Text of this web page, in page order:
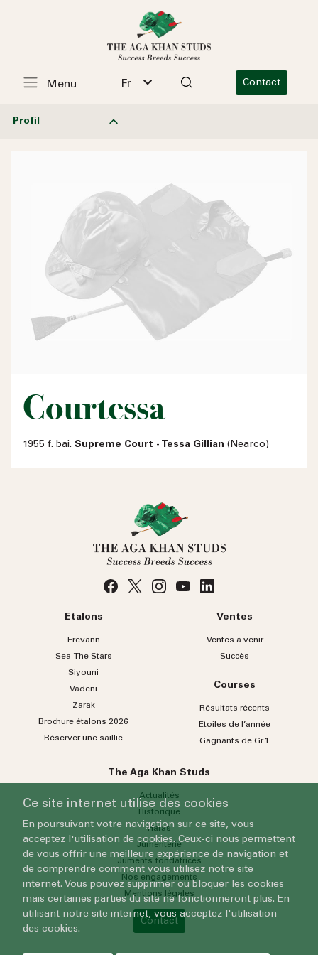
Fr Contact
Menu
Profil
Courtessa
1955 f. bai. Supreme Court - Tessa Gillian (Nearco)
Etalons
Erevann
Sea TheStars
Siyouni
Vadeni
Zarak
Brochure étalons 2026
Réserver une saillie
Ventes
Ventes à venir
Succès
Courses
Résultats récents
Etoiles de l’année
Gagnants de Gr.1
The Aga Khan Studs
Actualités
Historique
Haras
Jumenterie
Juments fondatrices
Nos engagements
Mentions légales
Contact
Ce site internet utilise des cookies
En poursuivant votre navigation sur ce site, vous
acceptez l'utilisation de cookies. Ceux-ci nous permettent
de vous offrir une meilleure expérience de navigation et
de comprendre comment vous utilisez notre site
internet. Vous pouvez supprimer ou bloquer les cookies
mais certaines parties du site ne fonctionneront plus. En
utilisant notre site internet, vous acceptez l'utilisation
des cookies.